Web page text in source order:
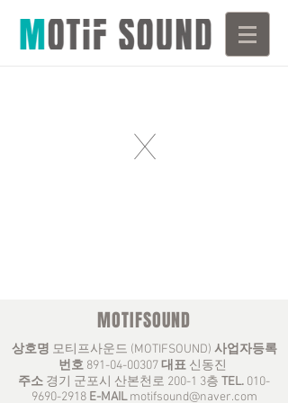
X
MOTIFSOUND
상호명 모티프사운드 (MOTIFSOUND) 사업자등록
번호 891-04-00307대표 신동진
주소 경기 군포시 산본천로 200-1 3층 TEL. 010-
9690-2918 E-MAIL motifsound@naver.com